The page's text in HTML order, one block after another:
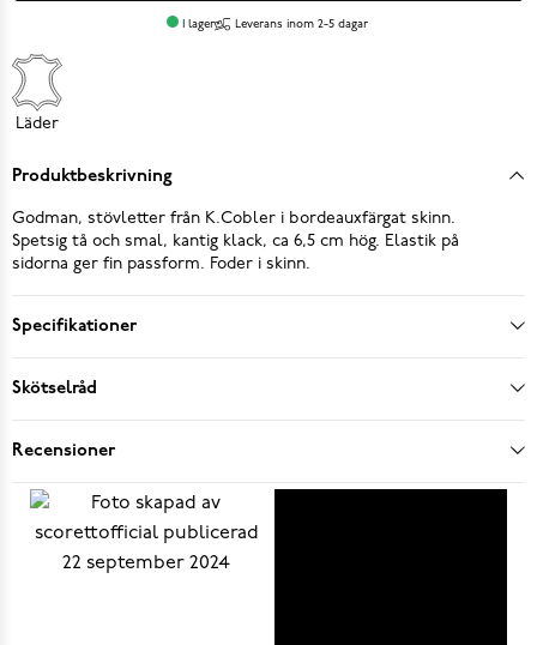
I lager Leverans inom 2-5 dagar
Läder
Produktbeskrivning
Godman, stövletter från K.Cobler i bordeauxfärgat skinn.
Spetsig tå och smal, kantig klack, ca 6,5 cm hög. Elastik på
sidorna ger fin passform. Foder i skinn.
Specifikationer
Skötselråd
Recensioner